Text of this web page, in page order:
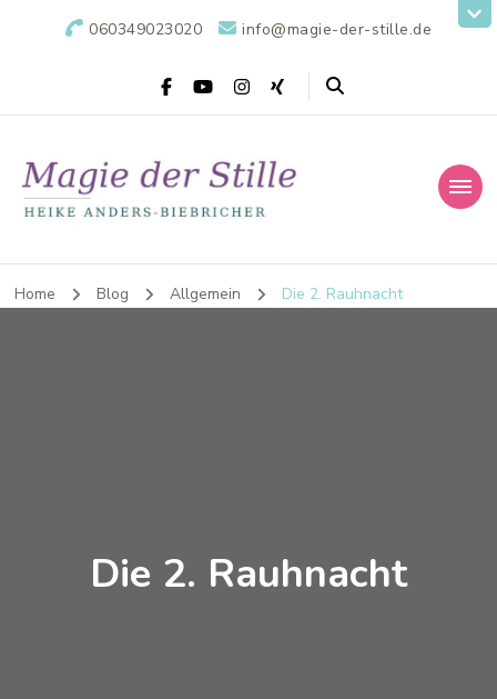
060349023020 info@magie-der-stille.de
Home Blog Allgemein Die 2. Rauhnacht
Die 2. Rauhnacht